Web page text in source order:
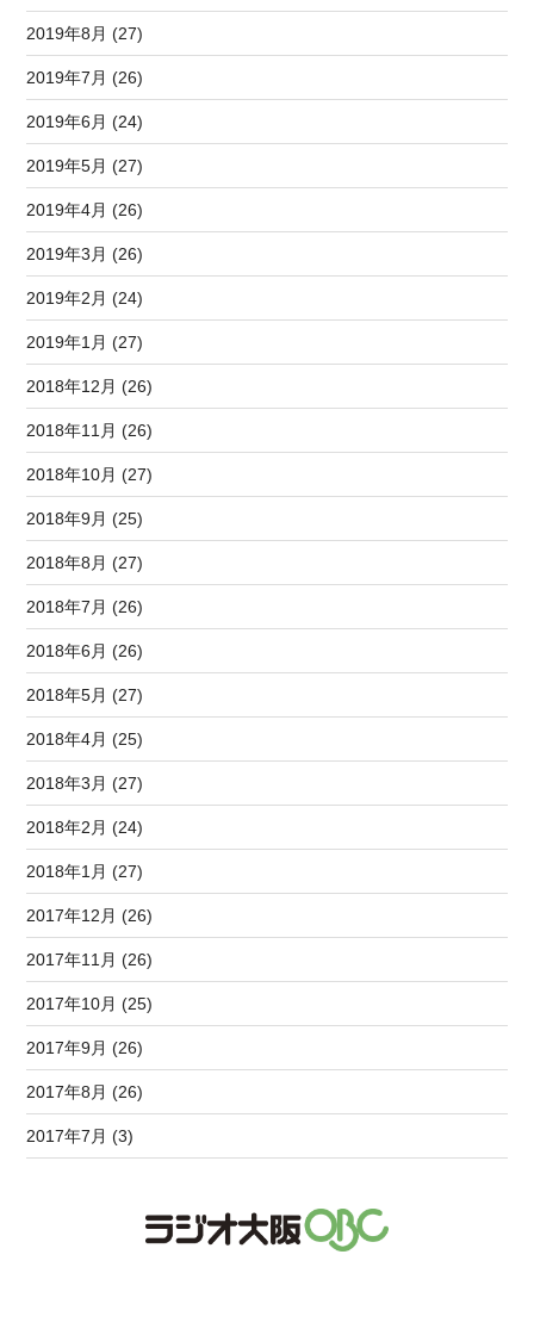
2019年8月 (27)
2019年7月 (26)
2019年6月 (24)
2019年5月 (27)
2019年4月 (26)
2019年3月 (26)
2019年2月 (24)
2019年1月 (27)
2018年12月 (26)
2018年11月 (26)
2018年10月 (27)
2018年9月 (25)
2018年8月 (27)
2018年7月 (26)
2018年6月 (26)
2018年5月 (27)
2018年4月 (25)
2018年3月 (27)
2018年2月 (24)
2018年1月 (27)
2017年12月 (26)
2017年11月 (26)
2017年10月 (25)
2017年9月 (26)
2017年8月 (26)
2017年7月 (3)